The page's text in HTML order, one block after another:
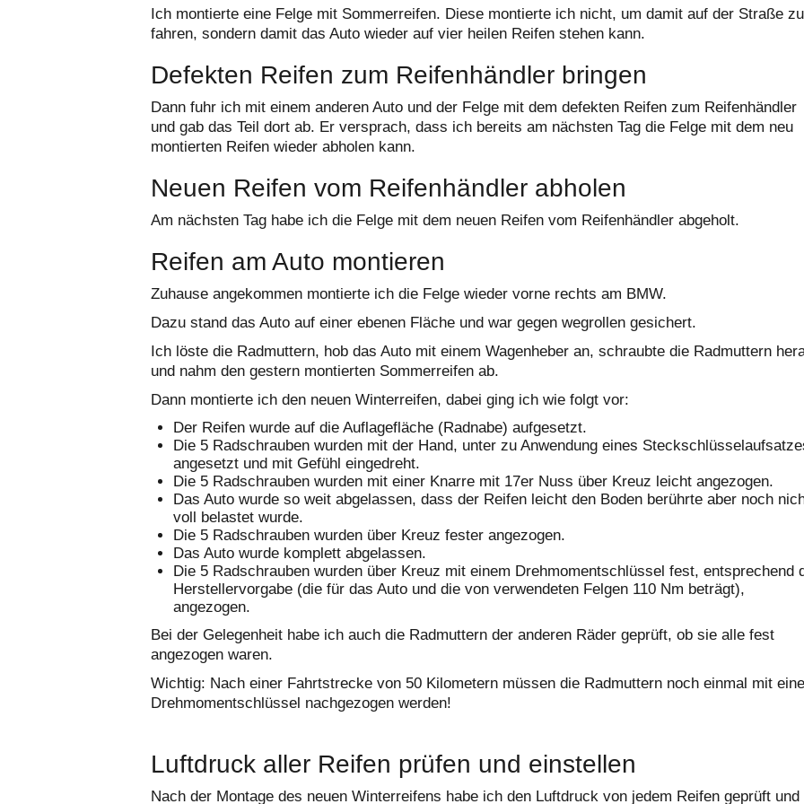
Ich montierte eine Felge mit Sommerreifen. Diese montierte ich nicht, um damit auf der Straße zu
fahren, sondern damit das Auto wieder auf vier heilen Reifen stehen kann.
Defekten Reifen zum Reifenhändler bringen
Dann fuhr ich mit einem anderen Auto und der Felge mit dem defekten Reifen zum Reifenhändler
und gab das Teil dort ab. Er versprach, dass ich bereits am nächsten Tag die Felge mit dem neu
montierten Reifen wieder abholen kann.
Neuen Reifen vom Reifenhändler abholen
Am nächsten Tag habe ich die Felge mit dem neuen Reifen vom Reifenhändler abgeholt.
Reifen am Auto montieren
Zuhause angekommen montierte ich die Felge wieder vorne rechts am BMW.
Dazu stand das Auto auf einer ebenen Fläche und war gegen wegrollen gesichert.
Ich löste die Radmuttern, hob das Auto mit einem Wagenheber an, schraubte die Radmuttern
und nahm den gestern montierten Sommerreifen ab.
Dann montierte ich den neuen Winterreifen, dabei ging ich wie folgt vor:
Der Reifen wurde auf die Auflagefläche (Radnabe) aufgesetzt.
Die 5 Radschrauben wurden mit der Hand, unter zu Anwendung eines
angesetzt und mit Gefühl eingedreht.
Die 5 Radschrauben wurden mit einer Knarre mit 17er Nuss über Kreuz leicht angezogen.
Das Auto wurde so weit abgelassen, dass der Reifen leicht den Boden berührte aber noch
voll belastet wurde.
Die 5 Radschrauben wurden über Kreuz fester angezogen.
Das Auto wurde komplett abgelassen.
Die 5 Radschrauben wurden über Kreuz mit einem Drehmomentschlüssel fest, entsprechend
Herstellervorgabe (die für das Auto und die von verwendeten Felgen 110 Nm beträgt),
angezogen.
Bei der Gelegenheit habe ich auch die Radmuttern der anderen Räder geprüft, ob sie alle fest
angezogen waren.
Wichtig: Nach einer Fahrtstrecke von 50 Kilometern müssen die Radmuttern noch einmal mit
Drehmomentschlüssel nachgezogen werden!
Luftdruck aller Reifen prüfen und einstellen
Nach der Montage des neuen Winterreifens habe ich den Luftdruck von jedem Reifen geprüft und